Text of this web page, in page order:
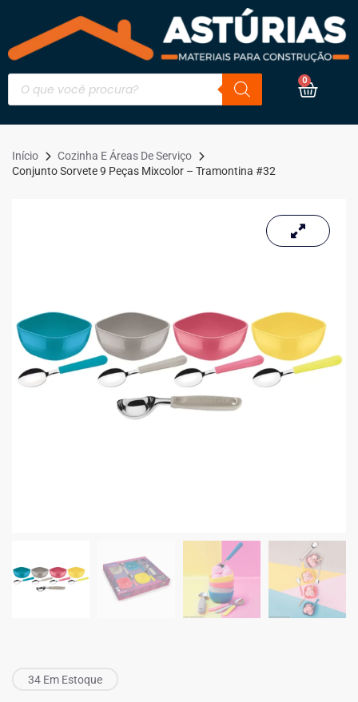
0
Início
Cozinha E Áreas De Serviço
Conjunto Sorvete 9 Peças Mixcolor – Tramontina #32
34 Em Estoque